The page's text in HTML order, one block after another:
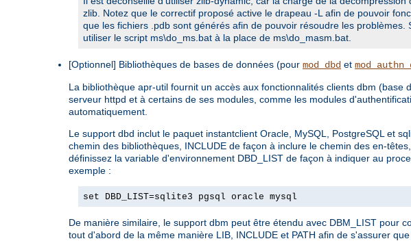
zlib. Notez que le correctif proposé active le drapeau -L afin de pouvoir
que les fichiers .pdb sont générés afin de pouvoir résoudre les
utiliser le script ms\do_ms.bat à la place de ms\do_masm.bat.
[Optionnel] Bibliothèques de bases de données (pour mod_dbd et
La bibliothèque apr-util fournit un accès aux fonctionnalités clients dbm
serveur httpd et à certains de ses modules, comme les modules
automatiquement.
Le support dbd inclut le paquet instantclient Oracle, MySQL, PostgreSQL et
chemin des bibliothèques, INCLUDE de façon à inclure le chemin des en-
définissez la variable d'environnement DBD_LIST de façon à indiquer au
exemple :
set DBD_LIST=sqlite3 pgsql oracle mysql
De manière similaire, le support dbm peut être étendu avec DBM_LIST pour
tout d'abord de la même manière LIB, INCLUDE et PATH afin de s'assurer